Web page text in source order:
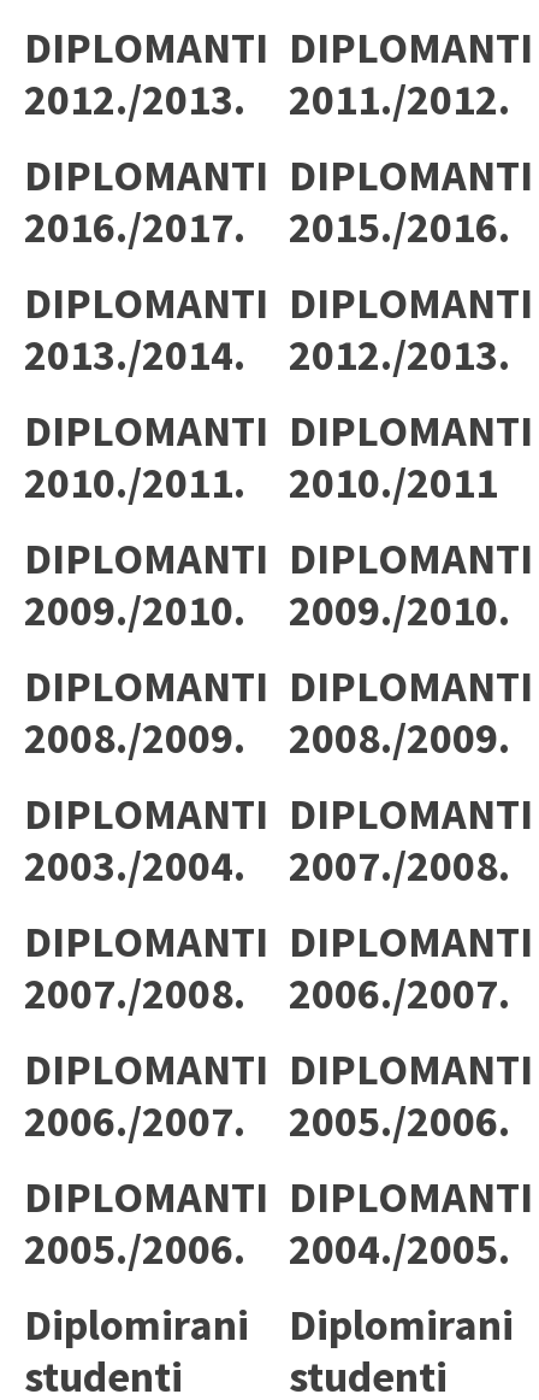
DIPLOMANTI
2012./2013.
DIPLOMANTI
2011./2012.
DIPLOMANTI
2016./2017.
DIPLOMANTI
2015./2016.
DIPLOMANTI
2013./2014.
DIPLOMANTI
2012./2013.
DIPLOMANTI
2010./2011.
DIPLOMANTI
2010./2011
DIPLOMANTI
2009./2010.
DIPLOMANTI
2009./2010.
DIPLOMANTI
2008./2009.
DIPLOMANTI
2008./2009.
DIPLOMANTI
2003./2004.
DIPLOMANTI
2007./2008.
DIPLOMANTI
2007./2008.
DIPLOMANTI
2006./2007.
DIPLOMANTI
2006./2007.
DIPLOMANTI
2005./2006.
DIPLOMANTI
2005./2006.
DIPLOMANTI
2004./2005.
Diplomirani
studenti
Diplomirani
studenti